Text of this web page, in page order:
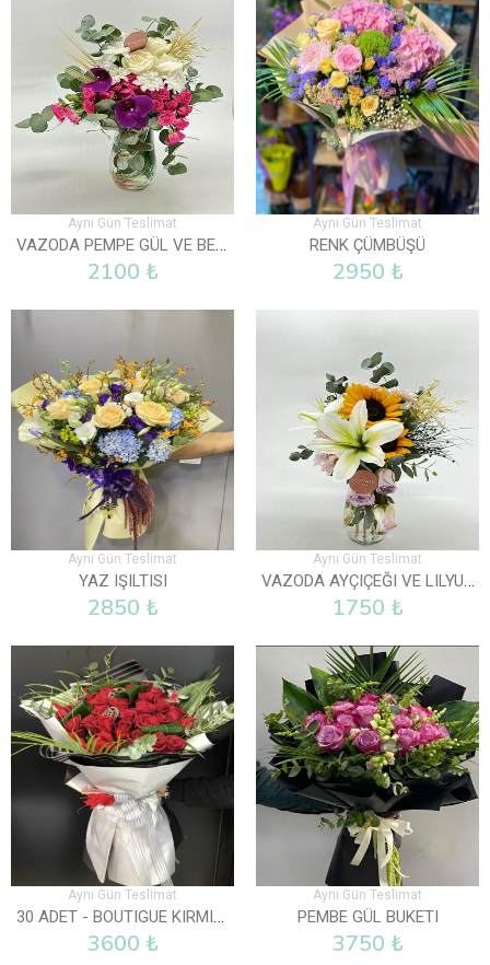
Aynı Gün Teslimat
VAZODA PEMPE GÜL VE BEYAZ GÜLLER
2100 ₺
Aynı Gün Teslimat
RENK ÇÜMBÜŞÜ
2950 ₺
Aynı Gün Teslimat
YAZ IŞILTISI
2850 ₺
Aynı Gün Teslimat
VAZODA AYÇIÇEĞI VE LILYUM
1750 ₺
Aynı Gün Teslimat
30 ADET - BOUTIGUE KIRMIZI GÜL BUKETI
3600 ₺
Aynı Gün Teslimat
PEMBE GÜL BUKETI
3750 ₺